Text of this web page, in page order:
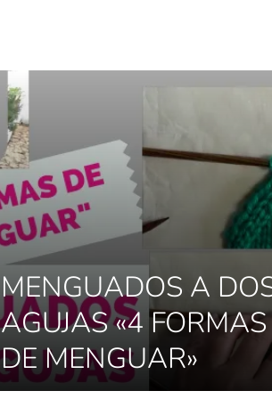
MENGUADOS A
AGUJAS «4 FORMAS
DE MENGUAR»